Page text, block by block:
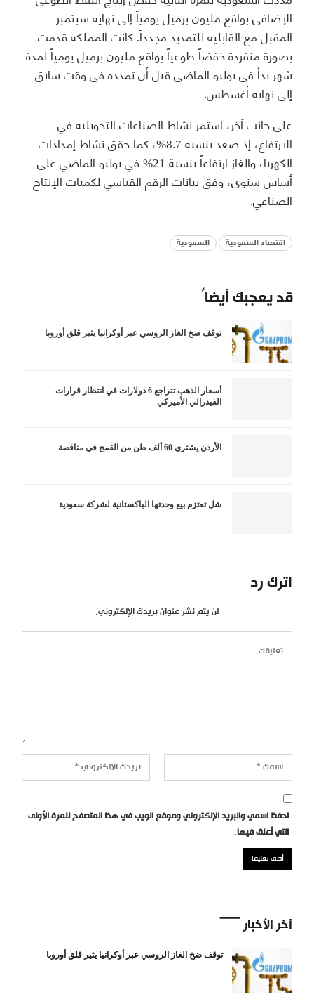
الإضافي بواقع مليون برميل يومياً إلى نهاية سبتمبر
المقبل مع القابلية للتمديد مجدداً. كانت المملكة قدمت
بصورة منفردة خفضاً طوعياً بواقع مليون برميل يومياً لمدة
شهر بدأ في يوليو الماضي قبل أن تمدده في وقت سابق
إلى نهاية أغسطس.
على جانب آخر، استمر نشاط الصناعات التحويلية في
الارتفاع، إذ صعد بنسبة 8.7%، كما حقق نشاط إمدادات
الكهرباء والغاز ارتفاعاً بنسبة 21% في يوليو الماضي على
أساس سنوي، وفق بيانات الرقم القياسي لكميات الإنتاج
الصناعي.
اقتصاد السعودية السعودية
قد يعجبك أيضاً
توقف ضخ الغاز الروسي عبر أوكرانيا يثير قلق أوروبا
أسعار الذهب تتراجع 6 دولارات في انتظار قرارات
الفيدرالي الأميركي
الأردن يشتري 60 ألف طن من القمح في مناقصة
شل تعتزم بيع وحدتها الباكستانية لشركة سعودية
اترك رد
لن يتم نشر عنوان بريدك الإلكتروني.
احفظ اسمي والبريد الإلكتروني وموقع الويب في هذا المتصفح للمرة الأولى
التي أعلق فيها.
آخر الأخبار
توقف ضخ الغاز الروسي عبر أوكرانيا يثير قلق أوروبا